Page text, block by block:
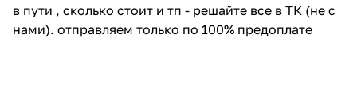
в пути , сколько стоит и тп - решайте все в ТК (не с
нами). отправляем только по 100% предоплате